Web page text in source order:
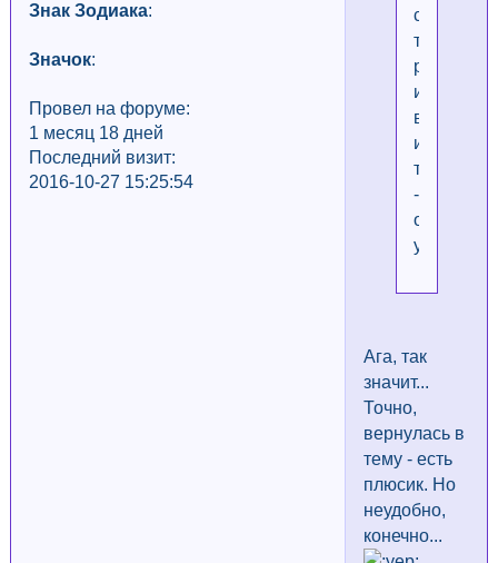
Знак Зодиака:
Значок:
Провел на форуме:
1 месяц 18 дней
Последний визит:
2016-10-27 15:25:54
с
третьего
раза
и
выходя
из
темы
-
очень
удобно!
Ага, так
значит...
Точно,
вернулась в
тему - есть
плюсик. Но
неудобно,
конечно...